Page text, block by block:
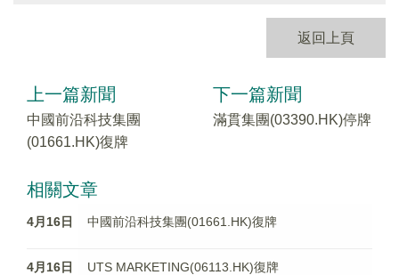
返回上頁
上一篇新聞
中國前沿科技集團
(01661.HK)復牌
下一篇新聞
滿貫集團(03390.HK)停牌
相關文章
4月16日 中國前沿科技集團(01661.HK)復牌
4月16日 UTS MARKETING(06113.HK)復牌